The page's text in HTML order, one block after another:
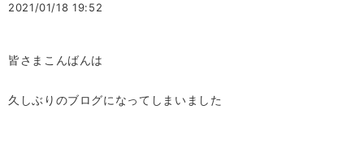
2021/01/18 19:52
皆さまこんばんは
久しぶりのブログになってしまいました